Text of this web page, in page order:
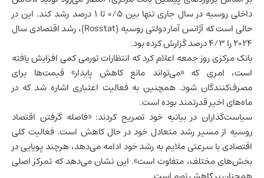
داخلی
روسیه در سال جاری تنها بین ۰/۵ تا ۱ درصد رشد کند. این در
حالی است که آژانس آمار دولتی روسیه (Rosstat)، رشد اقتصادی سال
۲۰۲۴ را ۴/۳ درصد گزارش کرده بود.
بانک مرکزی روز جمعه اعلام کرد که انتظارات تورمی کمی افزایش یافته
است، امری که «می‌تواند مانع کاهش پایدار» قیمت‌ها برای
مصرف‌کنندگان شود. همچنین به فعالیت اعتباری اشاره شد که در
ماه‌های اخیر قدرتمند بوده است.
سیاست‌گذاران در بیانیه خود تصریح کردند: «فاصله گرفتن اقتصاد
روسیه از مسیر رشد متعادل خود در حال کاهش است. فعالیت کلی
اقتصادی با سرعتی ملایم به رشد خود ادامه می‌دهد، هرچند پویایی در
بخش‌های مختلف، متفاوت است». این نشان می‌دهد که تمرکز اصلی